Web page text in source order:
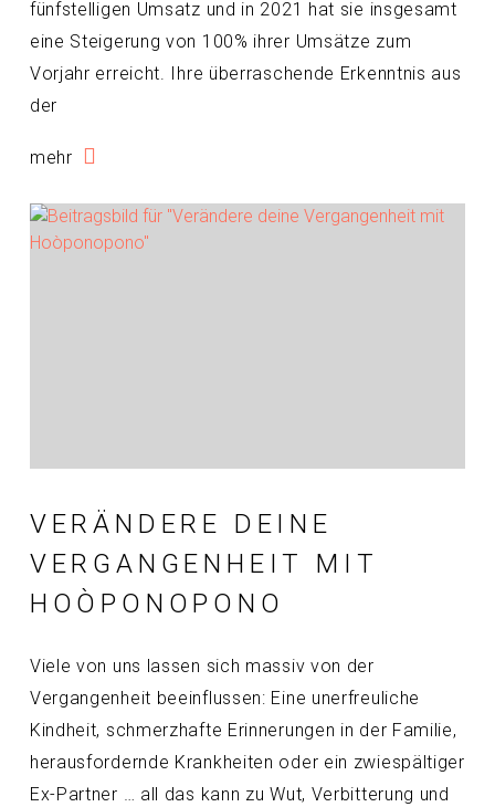
fünfstelligen Umsatz und in 2021 hat sie insgesamt
eine Steigerung von 100% ihrer Umsätze zum
Vorjahr erreicht. Ihre überraschende Erkenntnis aus
der
mehr
VERÄNDERE DEINE
VERGANGENHEIT MIT
HOÒPONOPONO
Viele von uns lassen sich massiv von der
Vergangenheit beeinflussen: Eine unerfreuliche
Kindheit, schmerzhafte Erinnerungen in der Familie,
herausfordernde Krankheiten oder ein zwiespältiger
Ex-Partner … all das kann zu Wut, Verbitterung und